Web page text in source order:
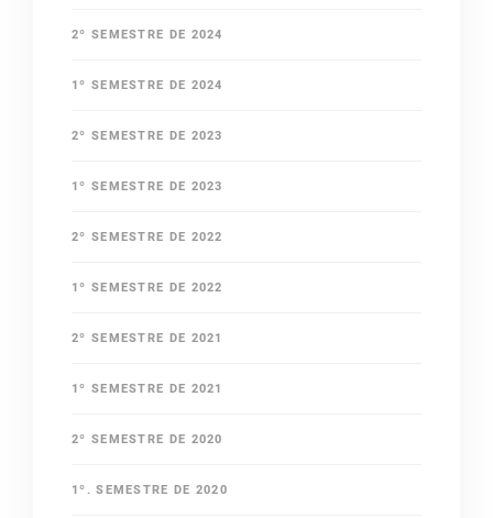
2º SEMESTRE DE 2024
1º SEMESTRE DE 2024
2º SEMESTRE DE 2023
1º SEMESTRE DE 2023
2º SEMESTRE DE 2022
1º SEMESTRE DE 2022
2º SEMESTRE DE 2021
1º SEMESTRE DE 2021
2º SEMESTRE DE 2020
1º. SEMESTRE DE 2020